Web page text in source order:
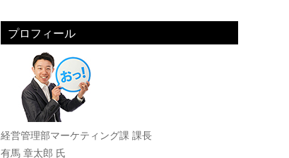
プロフィール
経営管理部マーケティング課 課長
有馬 章太郎 氏